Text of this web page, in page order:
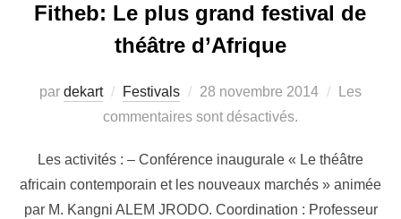
Fitheb: Le plus grand festival de
théâtre d’Afrique
par dekart Festivals 28 novembre 2014
Les
commentaires sont désactivés.
Les activités : – Conférence inaugurale « Le théâtre
africain contemporain et les nouveaux marchés » animée
par M. Kangni ALEM JRODO. Coordination : Professeur